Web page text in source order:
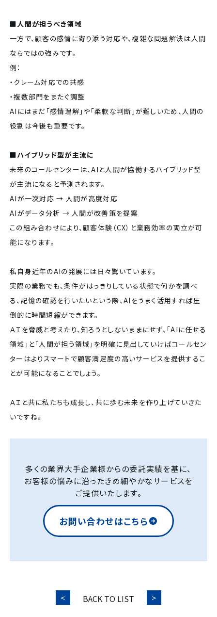
■人間が担うべき領域
一方で、顧客の感情に寄り添う対応や、複雑な問題解決は人間
ならではの強みです。
例：
・クレーム対応での共感
・複数部門をまたぐ調整
AIにはまだ「感情理解」や「柔軟な判断」が難しいため、人間の
役割は今後も重要です。
■ハイブリッド型が主流に
未来のコールセンターは、AIと人間が協働するハイブリッド型
が主流になると予測されます。
AIが一次対応 → 人間が高度対応
AIがデータ分析 → 人間が改善策を提案
この組み合わせにより、顧客体験（CX）と業務効率の両立が可
能になります。
私自身近年のAIの発展には日々驚いています。
実際の業務でも、条件がはっきりしている状態で何かを調べ
る、記憶の確認を行いたいという際、AIをうまく活用すれば圧
倒的に時間短縮ができます。
ＡＩを脅威と考えたり、知ろうとしないままにせず、「AIに任せる
領域」と「人間が担う領域」を明確に見出していけばコールセン
ターはよりスマートで顧客満足度の高いサービスを提供するこ
とが可能になることでしょう。
ＡＩと共に私たちも成長し、共に歩む未来を作り上げていきた
いですね。
多くの業界大手企業様からの委託実績を基に、
お客様の悩みに沿ったきめ細やかなサービスを
ご提供いたします。
お問い合わせはこちら
BACK TO LIST